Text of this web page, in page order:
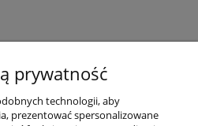
prywatność
technologii, aby
prezentować spersonalizowane